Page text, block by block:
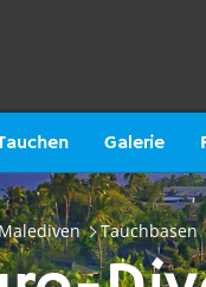
Galerie
Tauchbasen